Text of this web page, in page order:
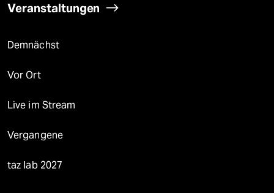
Veranstaltungen
Demnächst
Vor Ort
Live im Stream
Vergangene
taz lab 2027